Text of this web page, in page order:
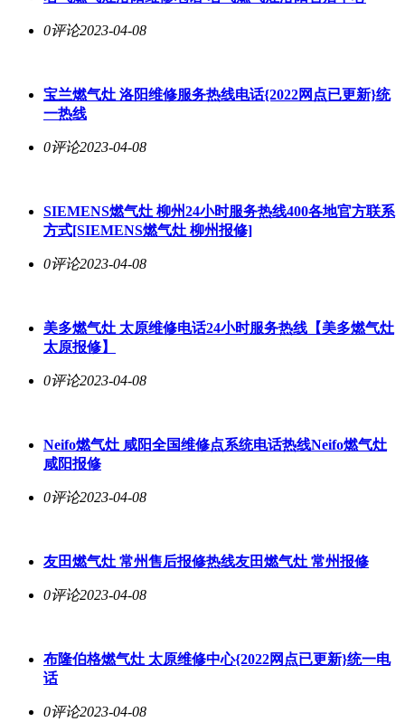
0评论2023-04-08
宝兰燃气灶 洛阳维修服务热线电话{2022网点已更新}统
一热线
0评论2023-04-08
SIEMENS燃气灶 柳州24小时服务热线400各地官方联系
方式[SIEMENS燃气灶 柳州报修]
0评论2023-04-08
美多燃气灶 太原维修电话24小时服务热线【美多燃气灶
太原报修】
0评论2023-04-08
Neifo燃气灶 咸阳全国维修点系统电话热线Neifo燃气灶
咸阳报修
0评论2023-04-08
友田燃气灶 常州售后报修热线友田燃气灶 常州报修
0评论2023-04-08
布隆伯格燃气灶 太原维修中心{2022网点已更新}统一电
话
0评论2023-04-08